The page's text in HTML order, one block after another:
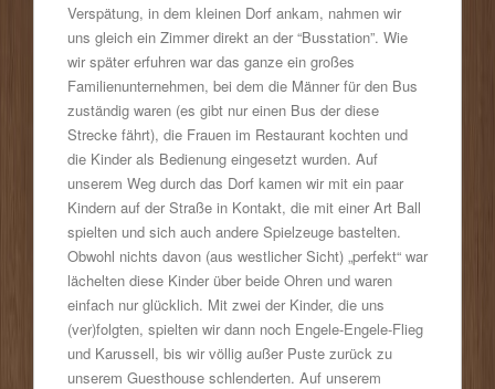
Verspätung, in dem kleinen Dorf ankam, nahmen wir
uns gleich ein Zimmer direkt an der “Busstation”. Wie
wir später erfuhren war das ganze ein großes
Familienunternehmen, bei dem die Männer für den Bus
zuständig waren (es gibt nur einen Bus der diese
Strecke fährt), die Frauen im Restaurant kochten und
die Kinder als Bedienung eingesetzt wurden. Auf
unserem Weg durch das Dorf kamen wir mit ein paar
Kindern auf der Straße in Kontakt, die mit einer Art Ball
spielten und sich auch andere Spielzeuge bastelten.
Obwohl nichts davon (aus westlicher Sicht) „perfekt“ war
lächelten diese Kinder über beide Ohren und waren
einfach nur glücklich. Mit zwei der Kinder, die uns
(ver)folgten, spielten wir dann noch Engele-Engele-Flieg
und Karussell, bis wir völlig außer Puste zurück zu
unserem Guesthouse schlenderten. Auf unserem